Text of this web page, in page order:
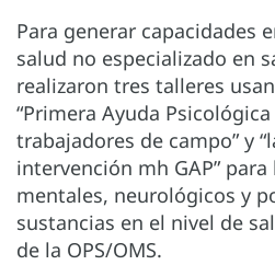
Para generar capacidades
salud no especializado en
realizaron tres talleres
“Primera Ayuda Psicológica
trabajadores de campo” y
intervención mh GAP”
mentales, neurológicos y
sustancias en el nivel de
de la OPS/OMS.